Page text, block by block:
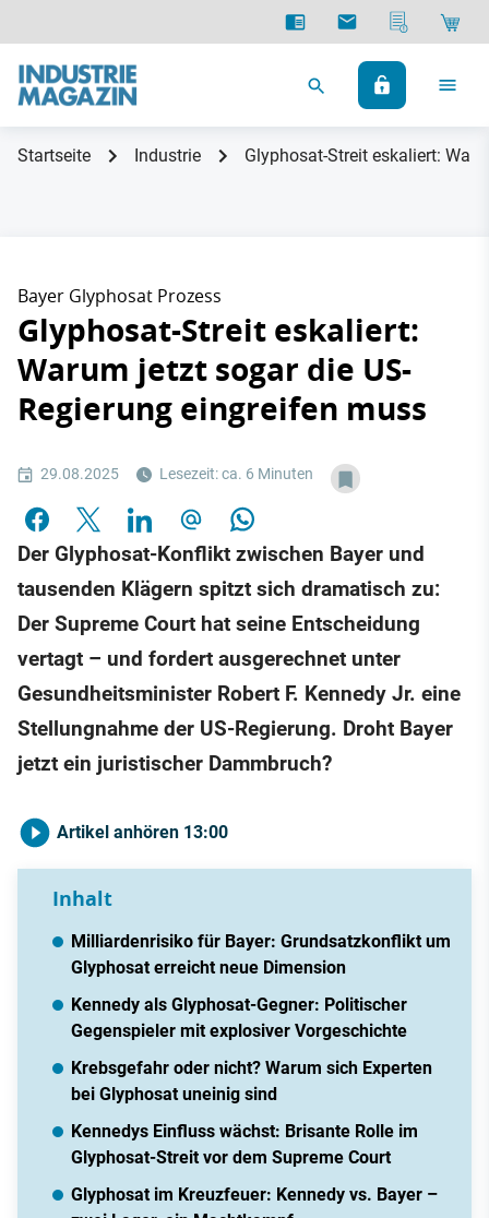
Startseite Industrie Glyphosat-Streit eskaliert:
Bayer Glyphosat Prozess
Glyphosat-Streit eskaliert:
Warum jetzt sogar die US-
Regierung eingreifen muss
29.08.2025 Lesezeit: ca. 6 Minuten
Der Glyphosat-Konflikt zwischen Bayer und
tausenden Klägern spitzt sich dramatisch zu:
Der Supreme Court hat seine Entscheidung
vertagt – und fordert ausgerechnet unter
Gesundheitsminister Robert F. Kennedy Jr. eine
Stellungnahme der US-Regierung. Droht Bayer
jetzt ein juristischer Dammbruch?
Artikel anhören 13:00
Inhalt
Milliardenrisiko für Bayer: Grundsatzkonflikt um
Glyphosat erreicht neue Dimension
Kennedy als Glyphosat-Gegner: Politischer
Gegenspieler mit explosiver Vorgeschichte
Krebsgefahr oder nicht? Warum sich Experten
bei Glyphosat uneinig sind
Kennedys Einfluss wächst: Brisante Rolle im
Glyphosat-Streit vor dem Supreme Court
Glyphosat im Kreuzfeuer: Kennedy vs. Bayer –